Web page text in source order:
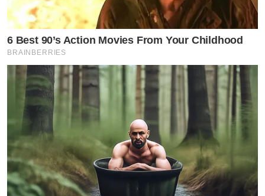
6 Best 90’s Action Movies From Your Childhood
BRAINBERRIES